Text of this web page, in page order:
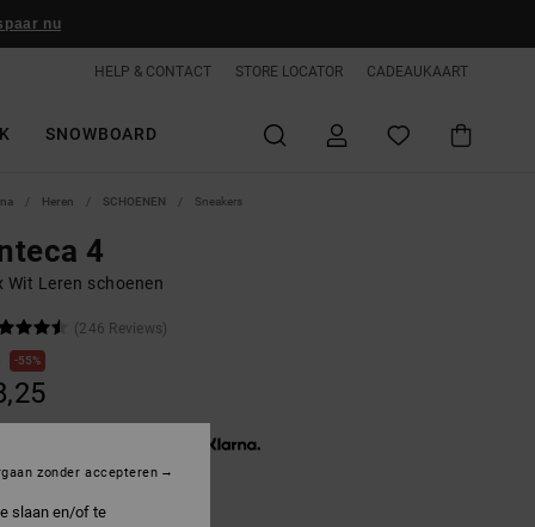
nu
HELP & CONTACT STORE LOCATOR CADEAUKAART
SNOWBOARD
Heren SCHOENEN Sneakers
4
Wit Leren schoenen
(246 Reviews)
55%
SALE 25% EXTRA
slaan en/of te
zonder accepteren